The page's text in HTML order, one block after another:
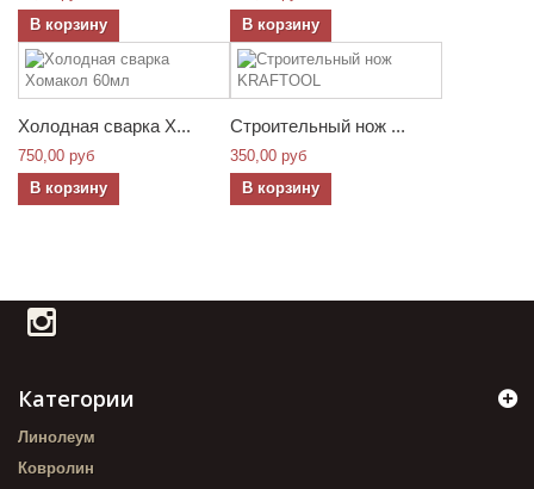
В корзину
В корзину
Холодная сварка Х...
750,00 руб
В корзину
Строительный нож ...
350,00 руб
В корзину
Категории
Линолеум
Ковролин